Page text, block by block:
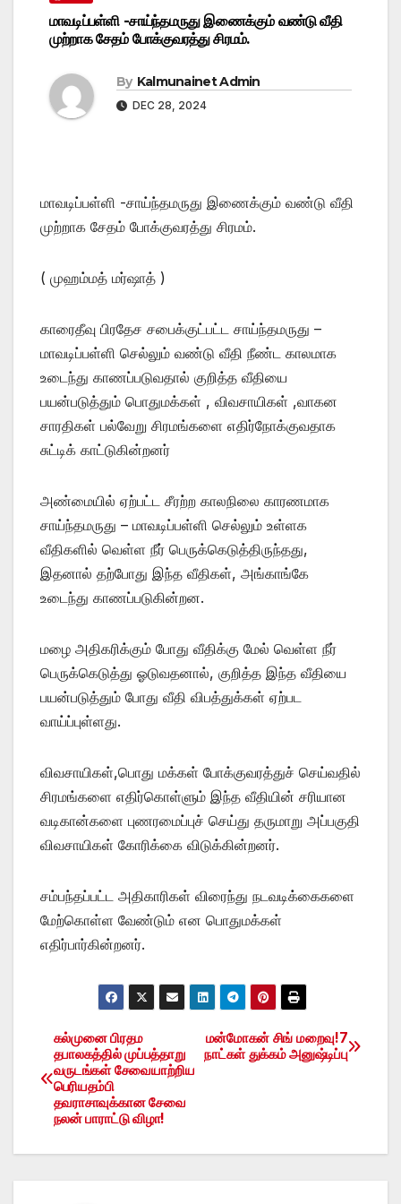
மாவடிப்பள்ளி -சாய்ந்தமருது இணைக்கும் வண்டு வீதி
முற்றாக சேதம் போக்குவரத்து சிரமம்.
By Kalmunainet Admin
DEC 28, 2024
மாவடிப்பள்ளி -சாய்ந்தமருது இணைக்கும் வண்டு வீதி
முற்றாக சேதம் போக்குவரத்து சிரமம்.
( முஹம்மத் மர்ஷாத் )
காரைதீவு பிரதேச சபைக்குட்பட்ட சாய்ந்தமருது –
மாவடிப்பள்ளி செல்லும் வண்டு வீதி நீண்ட காலமாக
உடைந்து காணப்படுவதால் குறித்த வீதியை
பயன்படுத்தும் பொதுமக்கள் , விவசாயிகள் ,வாகன
சாரதிகள் பல்வேறு சிரமங்களை எதிர்நோக்குவதாக
சுட்டிக் காட்டுகின்றனர்
அண்மையில் ஏற்பட்ட சீரற்ற காலநிலை காரணமாக
சாய்ந்தமருது – மாவடிப்பள்ளி செல்லும் உள்ளக
வீதிகளில் வெள்ள நீர் பெருக்கெடுத்திருந்தது,
இதனால் தற்போது இந்த வீதிகள், அங்காங்கே
உடைந்து காணப்படுகின்றன.
மழை அதிகரிக்கும் போது வீதிக்கு மேல் வெள்ள நீர்
பெருக்கெடுத்து ஓடுவதனால், குறித்த இந்த வீதியை
பயன்படுத்தும் போது வீதி விபத்துக்கள் ஏற்பட
வாய்ப்புள்ளது.
விவசாயிகள்,பொது மக்கள் போக்குவரத்துச் செய்வதில்
சிரமங்களை எதிர்கொள்ளும் இந்த வீதியின் சரியான
வடிகான்களை புணரமைப்புச் செய்து தருமாறு அப்பகுதி
விவசாயிகள் கோரிக்கை விடுக்கின்றனர்.
சம்பந்தப்பட்ட அதிகாரிகள் விரைந்து நடவடிக்கைகளை
மேற்கொள்ள வேண்டும் என பொதுமக்கள்
எதிர்பார்கின்றனர்.
Post
navigation
மன்மோகன் சிங் மறைவு!7
நாட்கள் துக்கம் அனுஷ்டிப்பு
கல்முனை பிரதம
தபாலகத்தில் முப்பத்தாறு
வருடங்கள் சேவையாற்றிய
பெரியதம்பி
தவராசாவுக்கான சேவை
நலன் பாராட்டு விழா!